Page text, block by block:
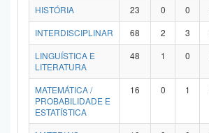
HISTÓRIA
23 0 0
INTERDISCIPLINAR
68 2 3
LINGUÍSTICA E
LITERATURA
48 1 0
MATEMÁTICA /
PROBABILIDADE E
ESTATÍSTICA
16 0 1